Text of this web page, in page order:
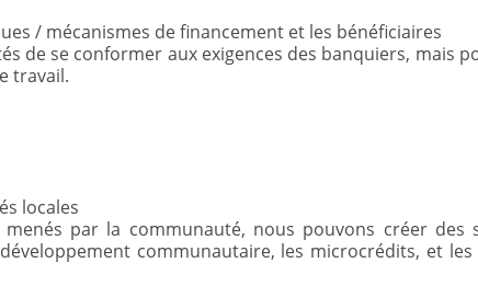
/ mécanismes de financement et les bénéficiaires
de se conformer aux exigences des banquiers, mais
travail.
locales
par la communauté, nous pouvons créer des
communautaire, les microcrédits, et